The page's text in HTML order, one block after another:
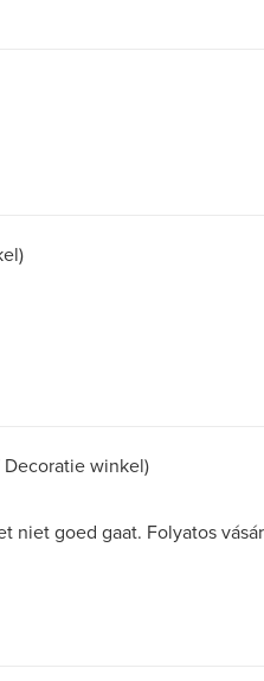
Decoratie winkel)
niet goed gaat. Folyatos